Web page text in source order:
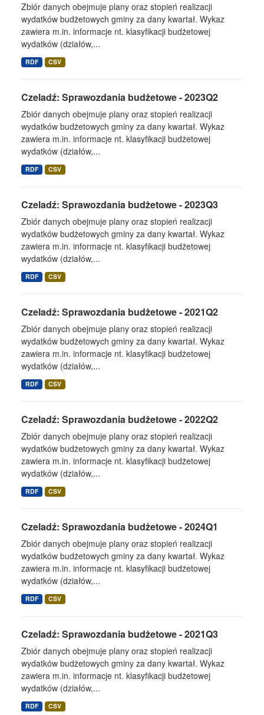
Zbiór danych obejmuje plany oraz stopień realizacji
wydatków budżetowych gminy za dany kwartał. Wykaz
zawiera m.in. informacje nt. klasyfikacji budżetowej
wydatków (działów,...
RDF CSV
Czeladź: Sprawozdania budżetowe - 2023Q2
Zbiór danych obejmuje plany oraz stopień realizacji
wydatków budżetowych gminy za dany kwartał. Wykaz
zawiera m.in. informacje nt. klasyfikacji budżetowej
wydatków (działów,...
RDF CSV
Czeladź: Sprawozdania budżetowe - 2023Q3
Zbiór danych obejmuje plany oraz stopień realizacji
wydatków budżetowych gminy za dany kwartał. Wykaz
zawiera m.in. informacje nt. klasyfikacji budżetowej
wydatków (działów,...
RDF CSV
Czeladź: Sprawozdania budżetowe - 2021Q2
Zbiór danych obejmuje plany oraz stopień realizacji
wydatków budżetowych gminy za dany kwartał. Wykaz
zawiera m.in. informacje nt. klasyfikacji budżetowej
wydatków (działów,...
RDF CSV
Czeladź: Sprawozdania budżetowe - 2022Q2
Zbiór danych obejmuje plany oraz stopień realizacji
wydatków budżetowych gminy za dany kwartał. Wykaz
zawiera m.in. informacje nt. klasyfikacji budżetowej
wydatków (działów,...
RDF CSV
Czeladź: Sprawozdania budżetowe - 2024Q1
Zbiór danych obejmuje plany oraz stopień realizacji
wydatków budżetowych gminy za dany kwartał. Wykaz
zawiera m.in. informacje nt. klasyfikacji budżetowej
wydatków (działów,...
RDF CSV
Czeladź: Sprawozdania budżetowe - 2021Q3
Zbiór danych obejmuje plany oraz stopień realizacji
wydatków budżetowych gminy za dany kwartał. Wykaz
zawiera m.in. informacje nt. klasyfikacji budżetowej
wydatków (działów,...
RDF CSV